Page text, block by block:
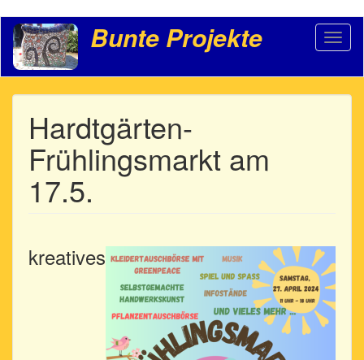
Direkt
zum
Inhalt
Bunte Projekte
Hardtgärten-
Frühlingsmarkt am
17.5.
kreatives